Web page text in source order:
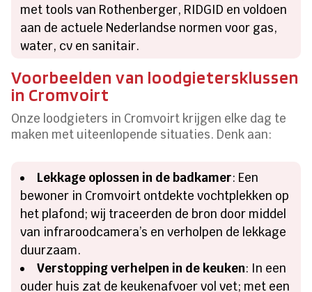
met tools van Rothenberger, RIDGID en voldoen
aan de actuele Nederlandse normen voor gas,
water, cv en sanitair.
Voorbeelden van loodgietersklussen
in Cromvoirt
Onze loodgieters in Cromvoirt krijgen elke dag te
maken met uiteenlopende situaties. Denk aan:
Lekkage oplossen in de badkamer: Een
bewoner in Cromvoirt ontdekte vochtplekken op
het plafond; wij traceerden de bron door middel
van infraroodcamera’s en verholpen de lekkage
duurzaam.
Verstopping verhelpen in de keuken: In een
ouder huis zat de keukenafvoer vol vet; met een